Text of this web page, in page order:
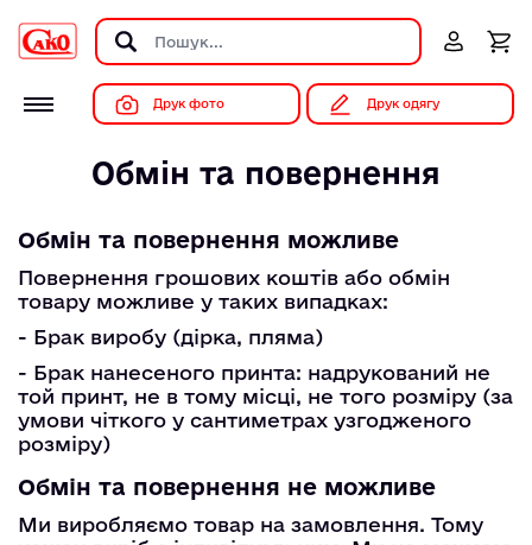
Друк фото Друк одягу
Обмін та повернення
Обмін та повернення можливе
Повернення грошових коштів або обмін
товару можливе у таких випадках:
- Брак виробу (дірка, пляма)
- Брак нанесеного принта: надрукований не
той принт, не в тому місці, не того розміру (за
умови чіткого у сантиметрах узгодженого
розміру)
Обмін та повернення не можливе
Ми виробляємо товар на замовлення. Тому